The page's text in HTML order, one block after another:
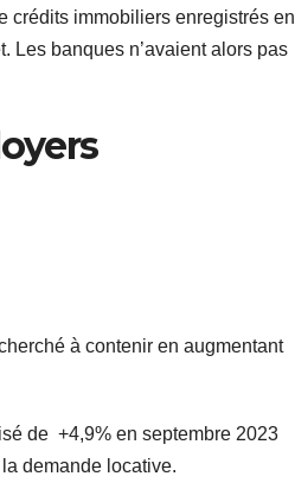
crédits immobiliers enregistrés en
Les banques n’avaient alors pas
à contenir en augmentant
de +4,9% en septembre 2023
demande locative.